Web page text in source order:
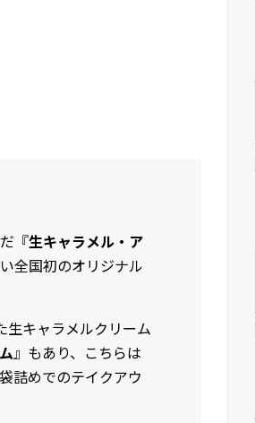
『生キャラメル・ア
全国初のオリジナル
生キャラメルクリーム
』もあり、こちらは
詰めでのテイクアウ